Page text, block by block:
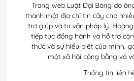
Trang web Luật Đại Bàng do
thành một địa chỉ tin cậy cho
trợ giúp và tư vấn pháp lý.
tiếp tục đồng hành và hỗ trợ
thức và sự hiểu biết của mình,
một xã hội công bằng và
Thông tin liên